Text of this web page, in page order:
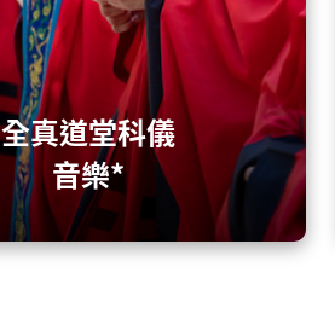
全真道堂科儀
音樂*